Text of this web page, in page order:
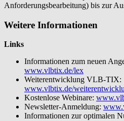
Anforderungsbearbeitung) bis zur
Weitere Informationen
Links
Informationen zum neuen
www.vlbtix.de/lex
Weiterentwicklung VLB-TIX:
www.vlbtix.de/
Kostenlose Webinare:
Newsletter-Anmeldung:
Informationen zur optimalen